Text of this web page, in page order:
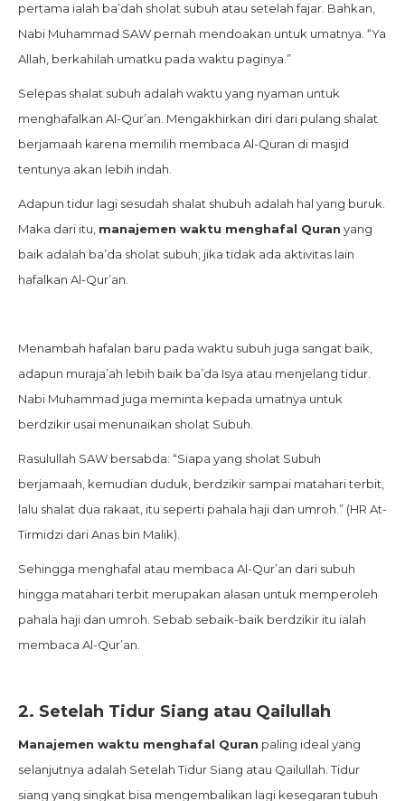
pertama ialah ba’dah sholat subuh atau setelah fajar. Bahkan,
Nabi Muhammad SAW pernah mendoakan untuk umatnya. “Ya
Allah, berkahilah umatku pada waktu paginya.”
Selepas shalat subuh adalah waktu yang nyaman untuk
menghafalkan Al-Qur’an. Mengakhirkan diri dari pulang shalat
berjamaah karena memilih membaca Al-Quran di masjid
tentunya akan lebih indah.
Adapun tidur lagi sesudah shalat shubuh adalah hal yang buruk.
Maka dari itu, manajemen waktu menghafal Quran yang
baik adalah ba’da sholat subuh, jika tidak ada aktivitas lain
hafalkan Al-Qur’an.
Menambah hafalan baru pada waktu subuh juga sangat baik,
adapun muraja’ah lebih baik ba’da Isya atau menjelang tidur.
Nabi Muhammad juga meminta kepada umatnya untuk
berdzikir usai menunaikan sholat Subuh.
Rasulullah SAW bersabda: “Siapa yang sholat Subuh
berjamaah, kemudian duduk, berdzikir sampai matahari terbit,
lalu shalat dua rakaat, itu seperti pahala haji dan umroh.” (HR At-
Tirmidzi dari Anas bin Malik).
Sehingga menghafal atau membaca Al-Qur’an dari subuh
hingga matahari terbit merupakan alasan untuk memperoleh
pahala haji dan umroh. Sebab sebaik-baik berdzikir itu ialah
membaca Al-Qur’an.
2. Setelah Tidur Siang atau Qailullah
Manajemen waktu menghafal Quran paling ideal yang
selanjutnya adalah Setelah Tidur Siang atau Qailullah. Tidur
siang yang singkat bisa mengembalikan lagi kesegaran tubuh